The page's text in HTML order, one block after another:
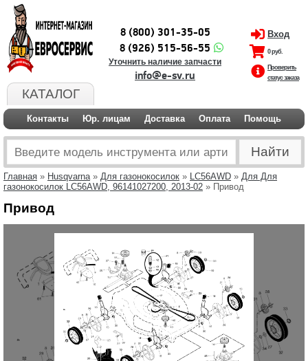
КАТАЛОГ
8 (800) 301-35-05
8 (926) 515-56-55
Уточнить наличие запчасти
info@e-sv.ru
Вход
0 руб.
Проверить
статус заказа
Контакты Юр. лицам Доставка Оплата Помощь
Главная » Husqvarna» Для газонокосилок » LC56AWD » Для Для
газонокосилок LC56AWD, 96141027200, 2013-02 » Привод
Привод